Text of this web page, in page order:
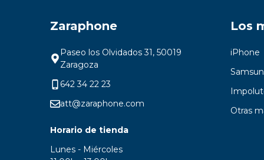
Zaraphone
Paseo los Olvidados 31, 50019
Zaragoza
642 34 22 23
att@zaraphone.com
Horario de tienda
Lunes - Miércoles
Los
iPhone
Otras